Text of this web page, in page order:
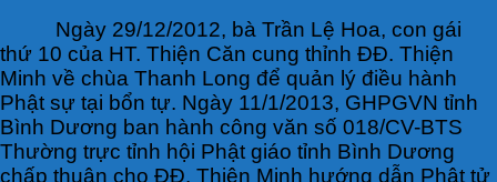
Ngày 29/12/2012, bà Trần Lệ Hoa, con gái
thứ 10 của HT. Thiện Căn cung thỉnh ĐĐ. Thiện
Minh về chùa Thanh Long để quản lý điều hành
Phật sự tại bổn tự. Ngày 11/1/2013, GHPGVN tỉnh
Bình Dương ban hành công văn số 018/CV-BTS
Thường trực tỉnh hội Phật giáo tỉnh Bình Dương
chấp thuận cho ĐĐ. Thiện Minh hướng dẫn Phật tử